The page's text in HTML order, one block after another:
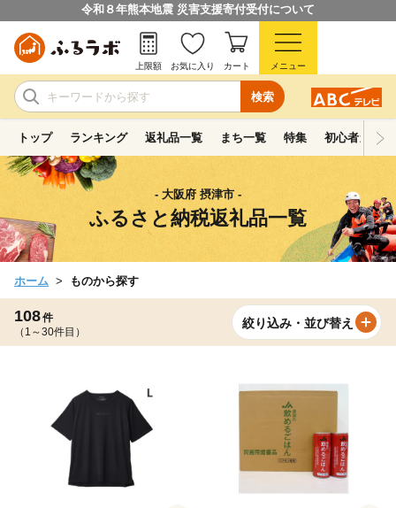
令和８年熊本地震 災害支援寄付受付について
検索
上限額 お気に入り カート メニュー
トップ ランキング 返礼品一覧 まち一覧 特集 初心者ガイド
- 大阪府 摂津市 -
ふるさと納税返礼品一覧
ホーム ものから探す
108件
（1～30件目）
絞り込み・並び替え